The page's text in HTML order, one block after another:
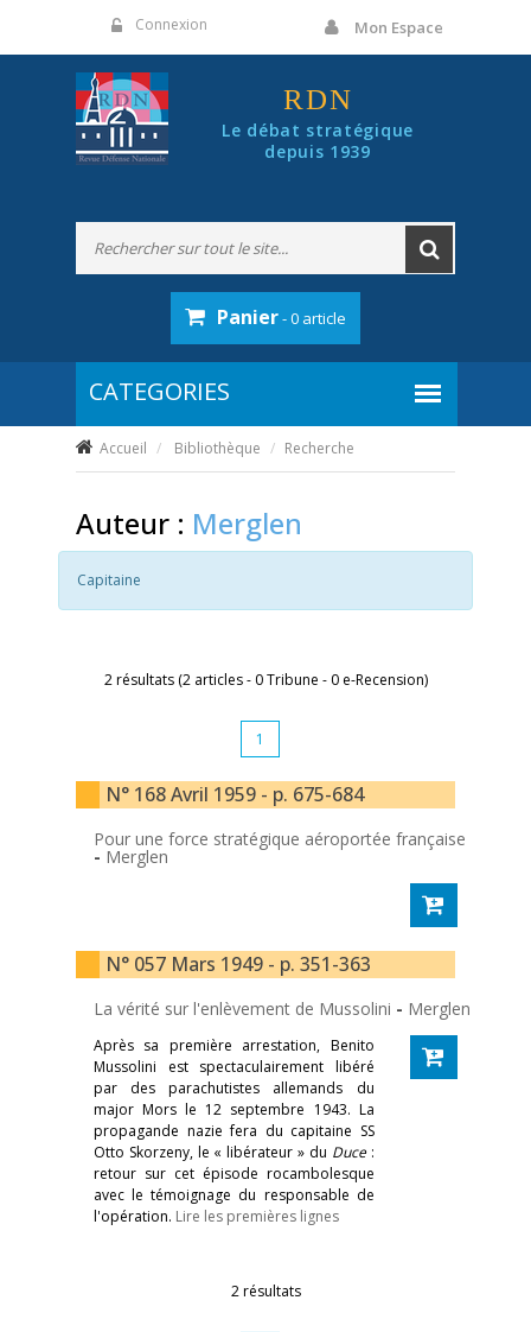
Connexion Mon Espace
RDN
Le débat stratégique
depuis 1939
Panier- 0 article
Accueil Bibliothèque Recherche
Auteur : Merglen
Capitaine
2 résultats (2 articles - 0 Tribune - 0 e-Recension)
1
N° 168 Avril 1959 - p. 675-684
Pour une force stratégique aéroportée française
- Merglen
N° 057 Mars 1949 - p. 351-363
La vérité sur l'enlèvement de Mussolini - Merglen
Après sa première arrestation, Benito
Mussolini est spectaculairement libéré
par des parachutistes allemands du
major Mors le 12 septembre 1943. La
propagande nazie fera du capitaine SS
Otto Skorzeny, le « libérateur » du Duce:
retour sur cet épisode rocambolesque
avec le témoignage du responsable de
l'opération. Lire les premières lignes
2 résultats